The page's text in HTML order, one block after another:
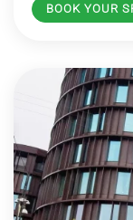
BOOK YOUR